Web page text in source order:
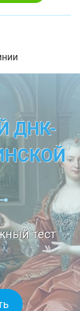
ДНК-
тест